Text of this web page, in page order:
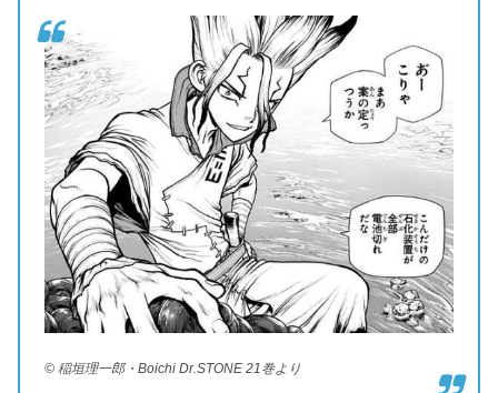
© 稲垣理一郎・Boichi Dr.STONE 21巻より